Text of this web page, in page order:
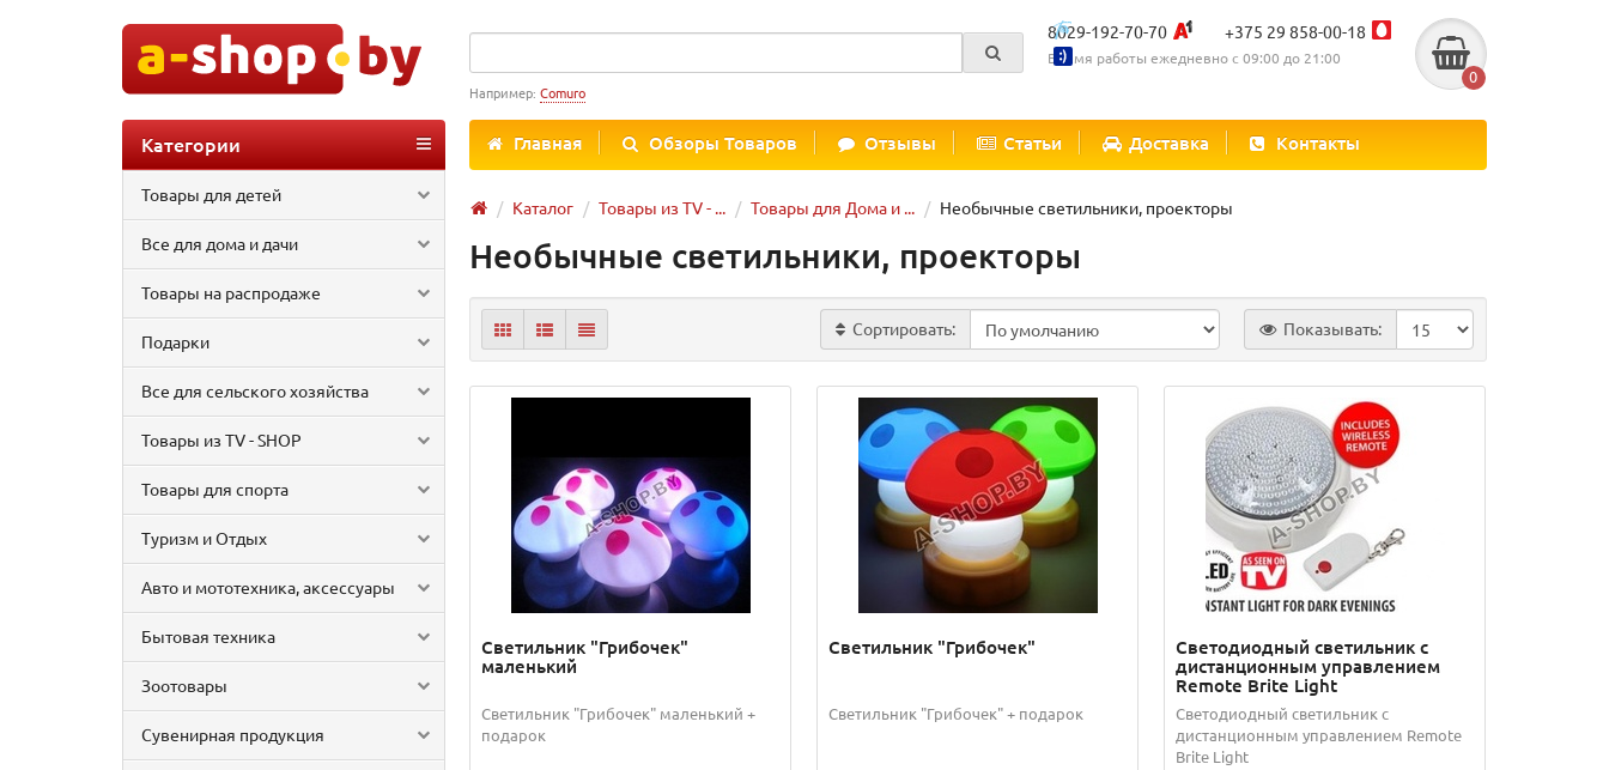
8029-192-70-70 +375 29 858-00-18
Время работы ежедневно с 09:00 до 21:00
0
Например: Comuro
Главная Обзоры Товаров Отзывы Статьи Доставка Контакты
Категории
Товары для детей
Все для дома и дачи
Товары на распродаже
Подарки
Все для сельского хозяйства
Товары из TV - SHOP
Товары для спорта
Туризм и Отдых
Авто и мототехника, аксессуары
Бытовая техника
Зоотовары
Сувенирная продукция
Каталог Товары из TV - ... Товары для Дома и ... Необычные светильники, проекторы
Необычные светильники, проекторы
Сортировать: Показывать:
Светильник "Грибочек"
маленький
Светильник "Грибочек" маленький +
подарок
Светильник "Грибочек"
Светильник "Грибочек" + подарок
Светодиодный светильник с
дистанционным управлением
Remote Brite Light
Светодиодный светильник с
дистанционным управлением Remote
Brite Light